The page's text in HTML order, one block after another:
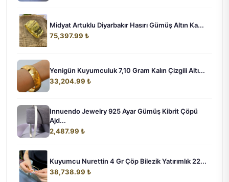
Midyat Artuklu Diyarbakır Hasırı Gümüş Altın Ka...
75,397.99 ₺
Yenigün Kuyumculuk 7,10 Gram Kalın Çizgili Altı...
33,204.99 ₺
Innuendo Jewelry 925 Ayar Gümüş Kibrit Çöpü
Ajd...
2,487.99 ₺
Kuyumcu Nurettin 4 Gr Çöp Bilezik Yatırımlık 22...
38,738.99 ₺